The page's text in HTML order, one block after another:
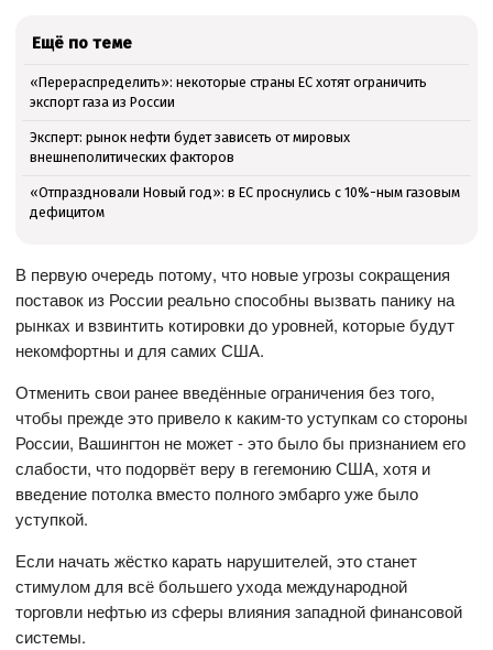
Ещё по теме
«Перераспределить»: некоторые страны ЕС хотят ограничить
экспорт газа из России
Эксперт: рынок нефти будет зависеть от мировых
внешнеполитических факторов
«Отпраздновали Новый год»: в ЕС проснулись с 10%-ным газовым
дефицитом
В первую очередь потому, что новые угрозы сокращения
поставок из России реально способны вызвать панику на
рынках и взвинтить котировки до уровней, которые будут
некомфортны и для самих США.
Отменить свои ранее введённые ограничения без того,
чтобы прежде это привело к каким-то уступкам со стороны
России, Вашингтон не может - это было бы признанием его
слабости, что подорвёт веру в гегемонию США, хотя и
введение потолка вместо полного эмбарго уже было
уступкой.
Если начать жёстко карать нарушителей, это станет
стимулом для всё большего ухода международной
торговли нефтью из сферы влияния западной финансовой
системы.